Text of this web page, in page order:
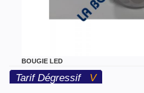
BOUGIE LED
Tarif Dégressif V